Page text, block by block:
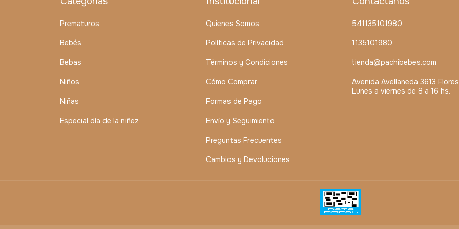
Prematuros
Bebés
Bebas
Niños
Niñas
Especial día de la niñez
Quienes Somos
Políticas de Privacidad
Términos y Condiciones
Cómo Comprar
Formas de Pago
Envío y Seguimiento
Preguntas Frecuentes
Cambios y Devoluciones
541135101980
1135101980
tienda@pachibebes.com
Avenida Avellaneda 3613
Lunes a viernes de 8 a 16 hs.